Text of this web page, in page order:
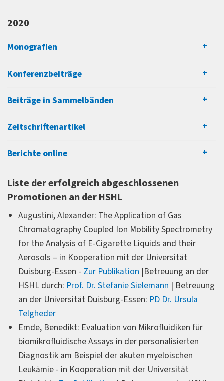
2020
Monografien
Konferenzbeiträge
Beiträge in Sammelbänden
Zeitschriftenartikel
Berichte online
Liste der erfolgreich abgeschlossenen
Promotionen an der HSHL
Augustini, Alexander: The Application of Gas
Chromatography Coupled Ion Mobility Spectrometry
for the Analysis of E-Cigarette Liquids and their
Aerosols – in Kooperation mit der Universität
Duisburg-Essen - Zur Publikation |Betreuung an der
HSHL durch: Prof. Dr. Stefanie Sielemann | Betreuung
an der Universität Duisburg-Essen: PD Dr. Ursula
Telgheder
Emde, Benedikt: Evaluation von Mikrofluidiken für
biomikrofluidische Assays in der personalisierten
Diagnostik am Beispiel der akuten myeloischen
Leukämie - in Kooperation mit der Universität